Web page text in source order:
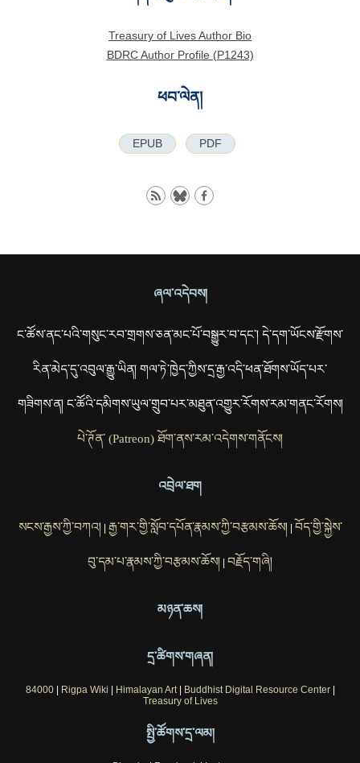
Treasury of Lives Author Bio
BDRC Author Profile (P1243)
ཕབ་ལེན།
EPUB PDF
ཞལ་འདེབས།
ང་ཚོས་ནང་པའི་གསུང་རབ་གྲགས་ཅན་མང་པོ་བསྒྱུར་བ་དང་། དེ་དག་ཡོངས་རྫོགས་
རིན་མེད་དུ་འབུལ་རྒྱུ་ཡིན། གལ་ཏེ་ཁྱེད་ཀྱིས་དྲ་རྒྱ་འདི་ཕན་ཐོགས་ཡོད་པར་
གཟིགས་ན། ང་ཚོའི་དམིགས་ཡུལ་གྲུབ་པར་མཐུན་འགྱུར་རོགས་རམ་གནང་རོགས།
པེ་ཊོན་ (Patreon) ཐོག་ནས་རམ་འདེགས་གནོངས།
འབྲེལ་ཐག
སངས་རྒྱས་ཀྱི་བཀའ། རྒྱ་གར་གྱི་སློབ་དཔོན་རྣམས་ཀྱི་བརྩམས་ཆོས། བོད་གྱི་སྐྱེས་
བུ་དམ་པ་རྣམས་ཀྱི་བརྩམས་ཆོས། བརྗོད་གཞི།
མཉན་ཆས།
དྲ་ཚིགས་གཞན།
84000| Rigpa Wiki Himalayan Art| Buddhist Digital Resource Center|
Treasury of Lives
སྤྱི་ཚོགས་དྲ་ལམ།